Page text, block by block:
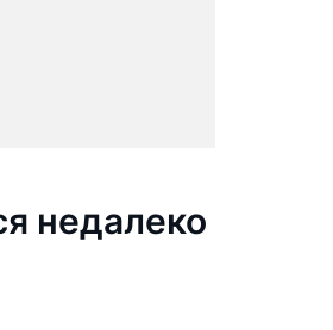
недалеко